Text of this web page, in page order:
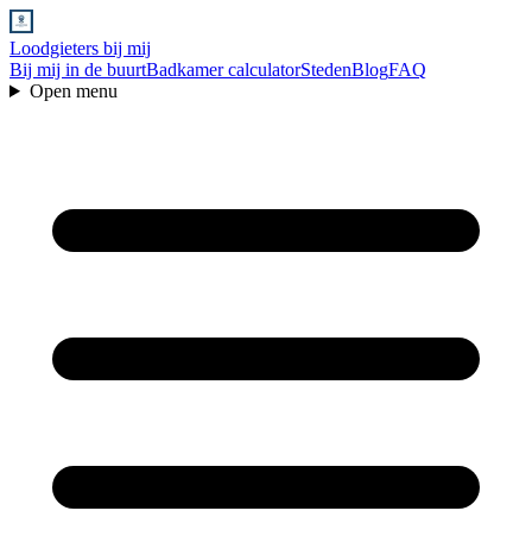
Loodgieters bij mij
Bij mij in de buurtBadkamer calculatorStedenBlogFAQ
Open menu